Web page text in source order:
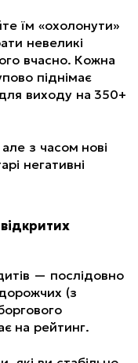
їм «охолонути»
невеликі
вчасно. Кожна
піднімає
виходу на 350+
з часом нові
негативні
— послідовно
(з
на рейтинг.